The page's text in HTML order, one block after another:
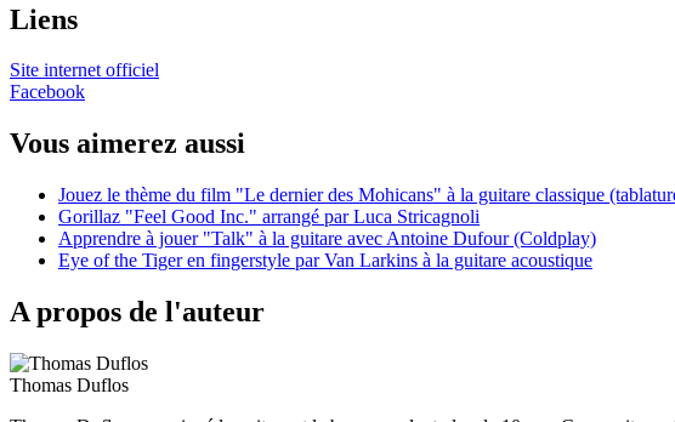
Liens
Site internet officiel
Facebook
Vous aimerez aussi
Jouez le thème du film "Le dernier des Mohicans" à la guitare classique
Gorillaz "Feel Good Inc." arrangé par Luca Stricagnoli
Apprendre à jouer "Talk" à la guitare avec Antoine Dufour (Coldplay)
Eye of the Tiger en fingerstyle par Van Larkins à la guitare acoustique
A propos de l'auteur
Thomas Duflos